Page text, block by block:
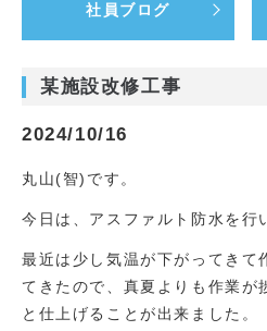
社員ブログ
某施設改修工事
2024/10/16
丸山(智)です。
今日は、アスファルト防水を行
最近は少し気温が下がってきて
てきたので、真夏よりも作業が
と仕上げることが出来ました。